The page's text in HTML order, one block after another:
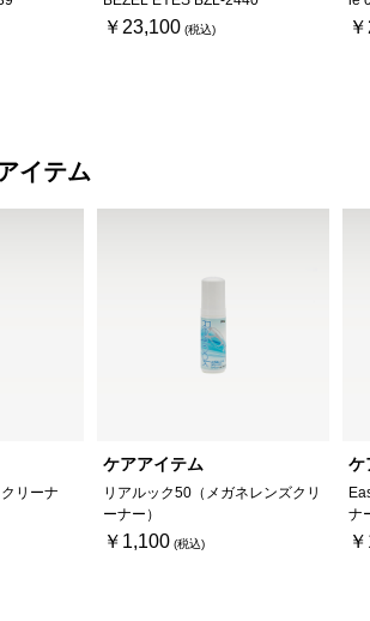
￥23,100
イテム
リーナ
ケアアイテム
リアルック50（メガネレンズクリ
ーナー）
￥1,100
ケ
ナ